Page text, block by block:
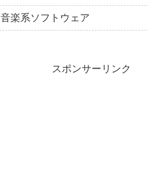
音楽系ソフトウェア
スポンサーリンク